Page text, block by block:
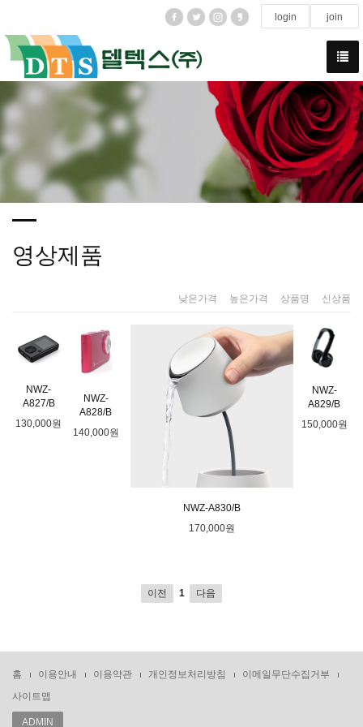
login join
영상제품
낮은가격 높은가격 상품명 신상품
NWZ-
A827/B
130,000원
NWZ-
A828/B
140,000원
NWZ-A830/B
170,000원
NWZ-
A829/B
150,000원
이전 1 다음
홈 이용안내 이용약관 개인정보처리방침
이메일무단수집거부
사이트맵
ADMIN